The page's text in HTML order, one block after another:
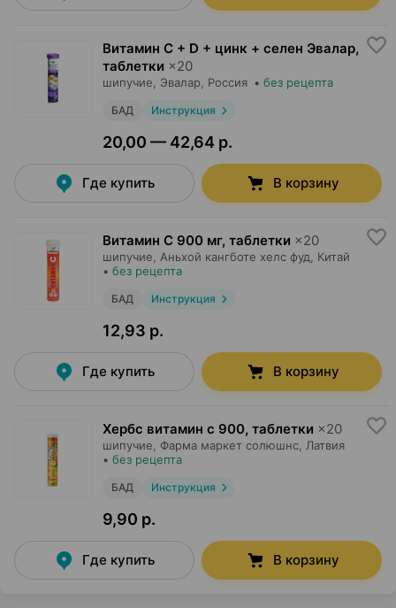
Витамин C + D + цинк + селен Эвалар,
таблетки ×20
шипучие, Эвалар , Россия • без рецепта
БАД Инструкция
20,00 — 42,64 р.
Где купить В корзину
Витамин С 900 мг, таблетки ×20
шипучие, Аньхой кангботе хелс фуд , Китай
• без рецепта
БАД Инструкция
12,93 р.
Где купить В корзину
Хербс витамин c 900, таблетки ×20
шипучие, Фарма маркет солюшнс , Латвия
• без рецепта
БАД Инструкция
9,90 р.
Где купить В корзину